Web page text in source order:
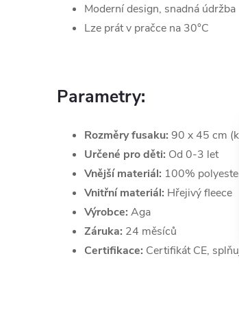
Moderní design, snadná údržba
Lze prát v pračce na 30°C
Parametry:
Rozměry fusaku: 90 x 45 cm
Určené pro děti: Od 0-3 let
Vnější materiál: 100%
Vnitřní materiál: Hřejivý fleece
Výrobce: Aga
Záruka: 24 měsíců
Certifikace: Certifikát CE,